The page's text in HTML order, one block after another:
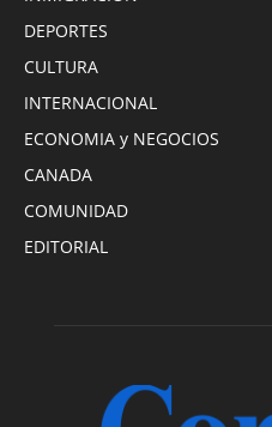
DEPORTES
CULTURA
INTERNACIONAL
ECONOMIA y NEGOCIOS
CANADA
COMUNIDAD
EDITORIAL